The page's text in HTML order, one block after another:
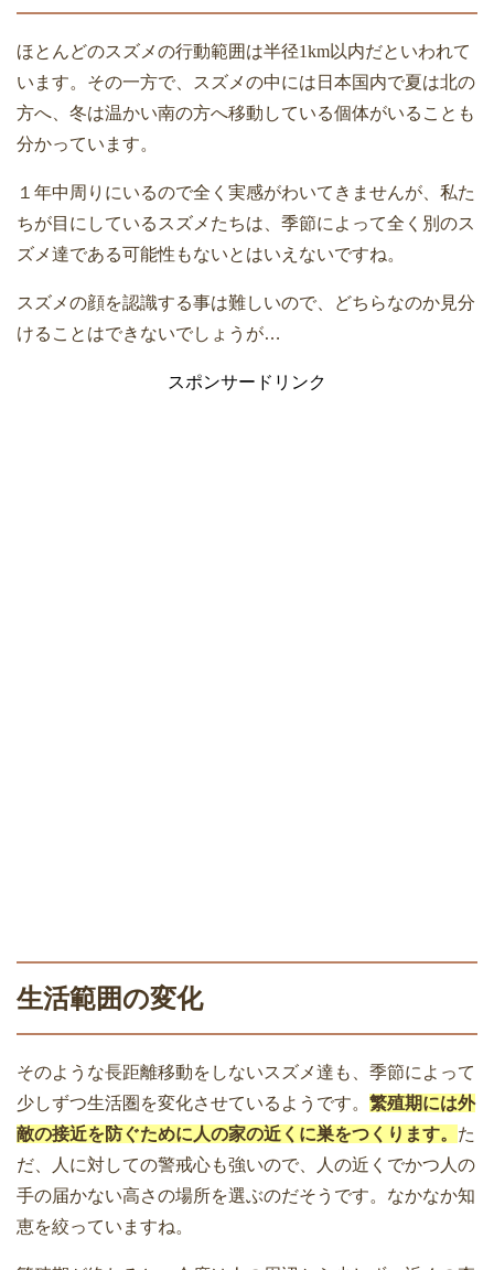
ほとんどのスズメの行動範囲は半径1km以内だといわれて
います。その一方で、スズメの中には日本国内で夏は北の
方へ、冬は温かい南の方へ移動している個体がいることも
分かっています。
１年中周りにいるので全く実感がわいてきませんが、私た
ちが目にしているスズメたちは、季節によって全く別のス
ズメ達である可能性もないとはいえないですね。
スズメの顔を認識する事は難しいので、どちらなのか見分
けることはできないでしょうが…
スポンサードリンク
生活範囲の変化
そのような長距離移動をしないスズメ達も、季節によって
少しずつ生活圏を変化させているようです。 繁殖期には外
敵の接近を防ぐために人の家の近くに巣をつくります。 た
だ、人に対しての警戒心も強いので、人の近くでかつ人の
手の届かない高さの場所を選ぶのだそうです。なかなか知
恵を絞っていますね。